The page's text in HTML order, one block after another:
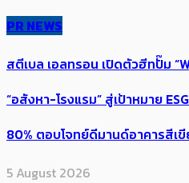
PR NEWS
สตีเบล เอลทรอน เปิดตัวฮีทปั๊ม
“อสังหา-โรงแรม” สู่เป้าหมาย
80% ตอบโจทย์ดีมานด์อาคารสีเ
5 August 2026